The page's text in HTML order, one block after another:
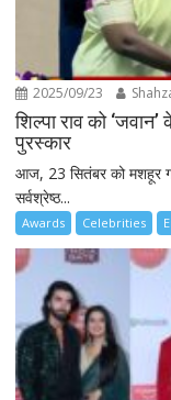
2025/09/23
शिल्पा राव को ‘जवान’
पुरस्कार
आज, 23 सितंबर को मशहूर
सर्वश्रेष्ठ...
Awards Celebrities